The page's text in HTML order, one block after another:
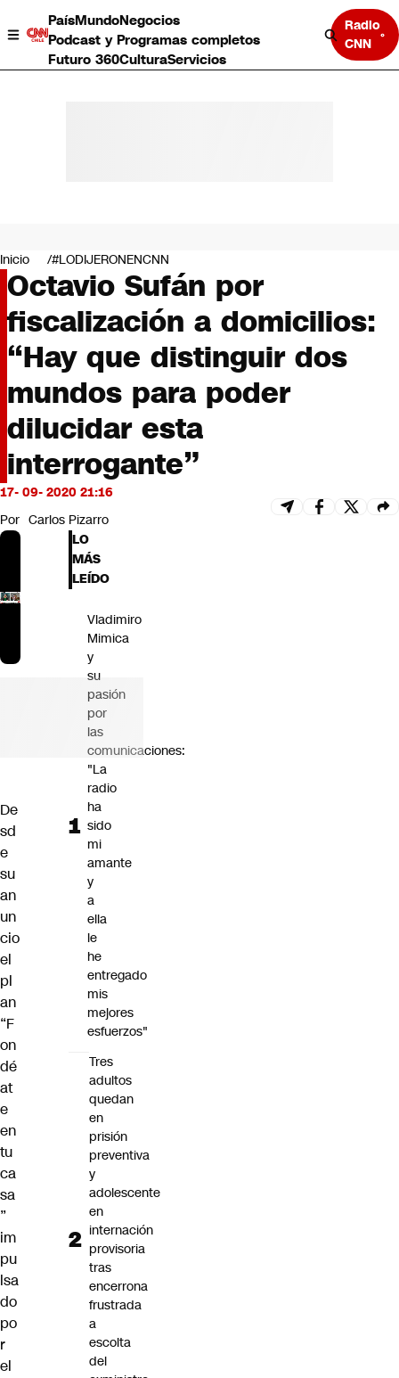
PaísMundoNegocios
Podcast y Programas completos
Futuro 360CulturaServicios
Radio
CNN
Negocios
Deportes
Programas completos
Cultura
Servicios
Bits
CNN Data
CNN tiempo
Futuro 360
Opinión
Inicio #LODIJERONENCNN
Octavio Sufán por
fiscalización a domicilios:
“Hay que distinguir dos
mundos para poder
dilucidar esta
interrogante”
17- 09- 2020 21:16
Por Carlos Pizarro
De
sd
e
su
an
un
cio
el
pl
an
“F
on
dé
at
e
en
tu
ca
sa
”
im
pu
lsa
do
po
r
el
LO
MÁS
LEÍDO
Vladimiro
Mimica
y
su
pasión
por
las
comunicaciones:
"La
radio
ha
sido
mi
amante
y
a
ella
le
he
entregado
mis
mejores
esfuerzos"
Tres
adultos
quedan
en
prisión
preventiva
y
adolescente
en
internación
provisoria
tras
encerrona
frustrada
a
escolta
del